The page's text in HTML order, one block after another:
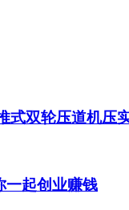
式双轮压道机压
一起创业赚钱